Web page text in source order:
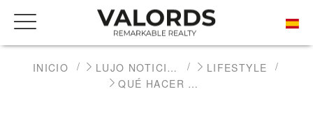
INICIO LUJO NOTICIAS INMOBILIARIAS
LIFESTYLE
QUÉ HACER EN BARCELONA POR SAN VALENTÍN: PLANES Y EXPERIENCIAS PARA EL DÍA DE LOS ENAMORADOS